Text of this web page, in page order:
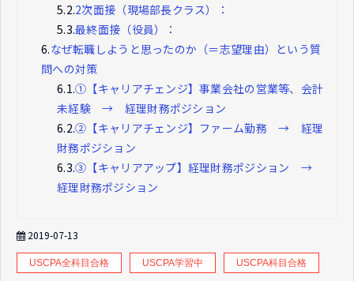
5.2.2次面接（現場部長クラス）：
5.3.最終面接（役員）：
6.なぜ転職しようと思ったのか（＝志望理由）という質
問への対策
6.1.①【キャリアチェンジ】事業会社の営業等、会計
未経験 → 経理財務ポジション
6.2.②【キャリアチェンジ】ファーム勤務 → 経理
財務ポジション
6.3.③【キャリアアップ】経理財務ポジション →
経理財務ポジション
2019-07-13
USCPA全科目合格 USCPA学習中 USCPA科目合格